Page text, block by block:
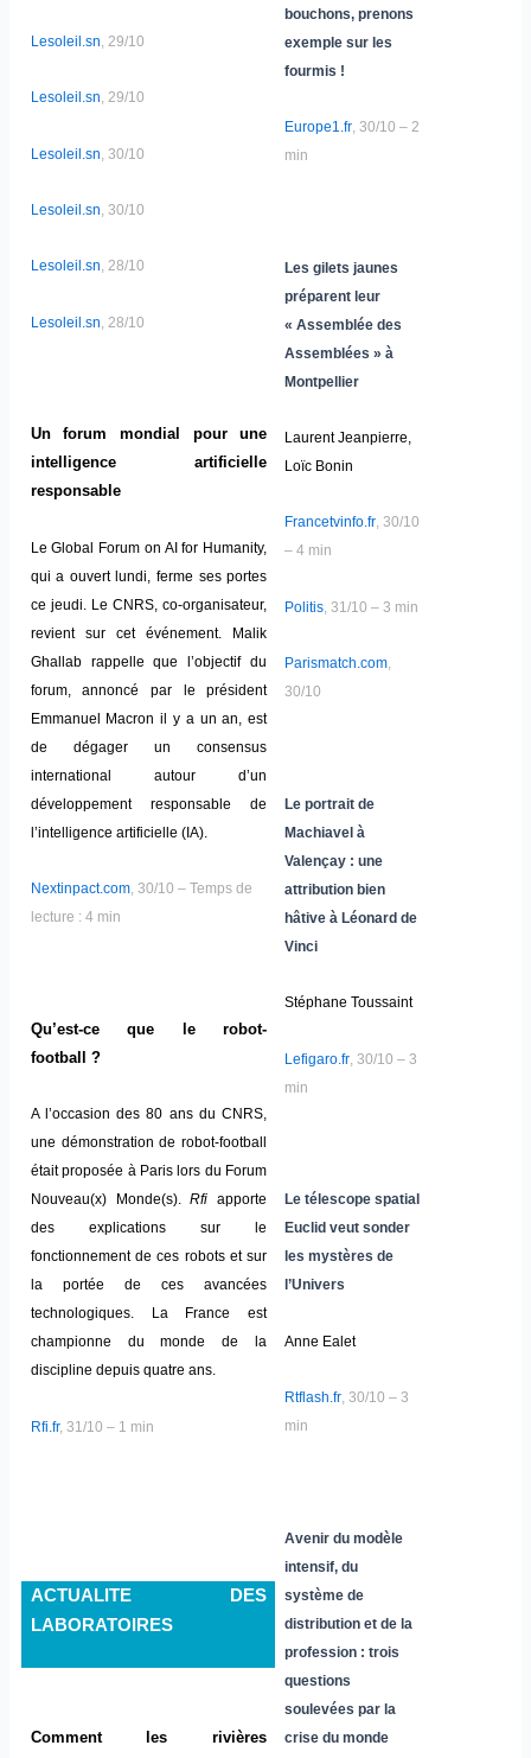
Lesoleil.sn, 29/10
Lesoleil.sn, 29/10
Lesoleil.sn , 30/10
Lesoleil.sn, 30/10
Lesoleil.sn, 28/10
Lesoleil.sn , 28/10
Un forum mondial pour une
intelligence artificielle
responsable
Le Global Forum on AI for Humanity,
qui a ouvert lundi, ferme ses portes
ce jeudi. Le CNRS, co-organisateur,
revient sur cet événement. Malik
Ghallab rappelle que l’objectif du
forum, annoncé par le président
Emmanuel Macron il y a un an, est
de dégager un consensus
international autour d’un
développement responsable de
l’intelligence artificielle (IA).
Nextinpact.com, 30/10 – Temps de
lecture : 4 min
Qu’est-ce que le robot-
football ?
A l’occasion des 80 ans du CNRS,
une démonstration de robot-football
était proposée à Paris lors du Forum
Nouveau(x) Monde(s).Rfi apporte
des explications sur le
fonctionnement de ces robots et sur
la portée de ces avancées
technologiques. La France est
championne du monde de la
discipline depuis quatre ans.
Rfi.fr, 31/10 – 1 min
bouchons, prenons
exemple sur les
fourmis !
Europe1.fr, 30/10 – 2
min
Les gilets jaunes
préparent leur
« Assemblée des
Assemblées » à
Montpellier
Laurent Jeanpierre,
Loïc Bonin
Francetvinfo.fr, 30/10
– 4 min
Politis, 31/10 – 3 min
Parismatch.com,
30/10
Le portrait de
Machiavel à
Valençay : une
attribution bien
hâtive à Léonard de
Vinci
Stéphane Toussaint
Lefigaro.fr, 30/10 – 3
min
Le télescope spatial
Euclid veut sonder
les mystères de
l’Univers
Anne Ealet
Rtflash.fr, 30/10 – 3
min
Avenir du modèle
intensif, du
système de
distribution et de la
profession : trois
questions
soulevées par la
crise du monde
ACTUALITE DES
LABORATOIRES
Comment les rivières